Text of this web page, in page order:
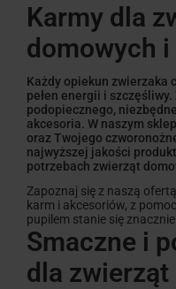
Karmy dla
domowych
Każdy opiekun zwierzaka
pełen energii i
podopiecznego,
akcesoria. W naszym
oraz Twojego
najwyższej jakości
potrzebach zwierząt
Zapoznaj się z naszą
karm i akcesoriów, z
pupilem stanie się
Smaczne i
dla